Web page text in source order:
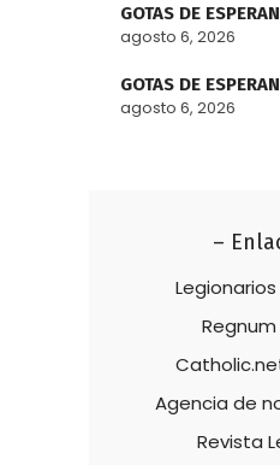
GOTAS DE
agosto 6, 2026
GOTAS DE
agosto 6, 2026
–
Agencia de
Revista